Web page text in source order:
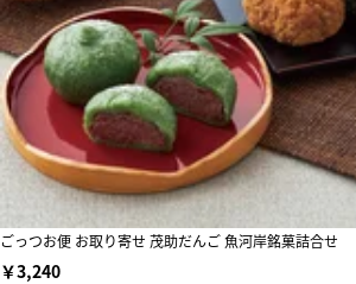
ごっつお便 お取り寄せ 茂助だんご 魚河岸銘菓詰合せ
￥3,240